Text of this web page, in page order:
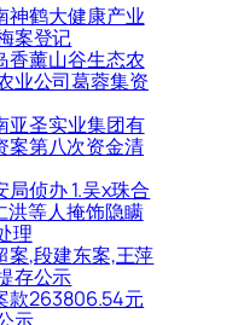
神鹤大健康产业
案登记
香薰山谷生态农
业公司葛蓉集资
亚圣实业集团有
案第八次资金清
侦办 1.吴x珠合
洪等人掩饰隐瞒
理
案,段建东案,王萍
存公示
款263806.54元